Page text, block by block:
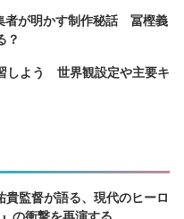
者が明かす制作秘話 冨樫義
？
しよう 世界観設定や主要キ
貴監督が語る、現代のヒーロ
の衝撃を再演する